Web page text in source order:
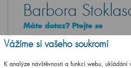
Barbora
Máte dotaz? Ptejte se
+420461 653 937
Vážíme si vašeho soukromí
K analýze návštěvnosti a funkcí webu, ukládání